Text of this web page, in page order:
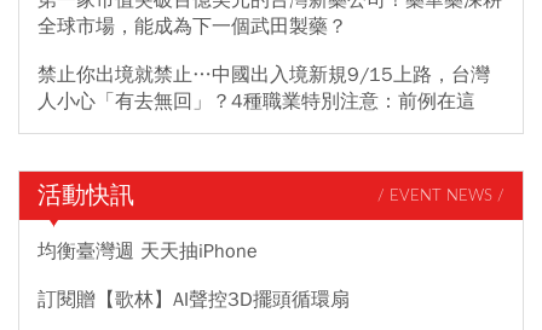
全球市場，能成為下一個武田製藥？
禁止你出境就禁止…中國出入境新規9/15上路，台灣
人小心「有去無回」？4種職業特別注意：前例在這
活動快訊 / EVENT NEWS /
均衡臺灣週 天天抽iPhone
訂閱贈【歌林】AI聲控3D擺頭循環扇